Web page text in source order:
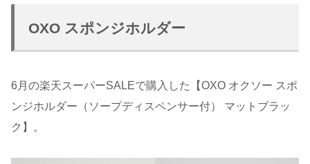
OXO スポンジホルダー
6月の楽天スーパーSALEで購入した【OXO オクソー スポ
ンジホルダー（ソープディスペンサー付） マットブラッ
ク】。